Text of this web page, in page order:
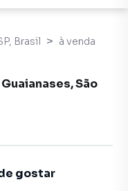
Brasil à venda
São
gostar